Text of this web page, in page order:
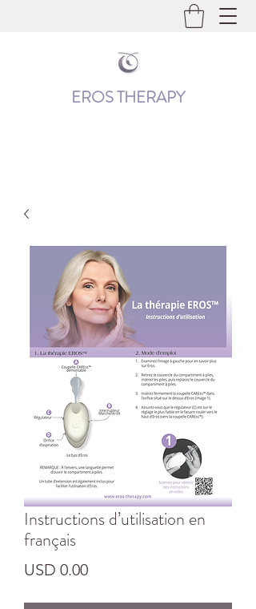
EROS THERAPY
Instructions d’utilisation en
français
USD 0.00Precio